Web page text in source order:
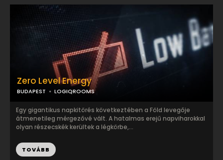
Zero Level Energy
BUDAPEST LOGIQROOMS
Egy gigantikus napkitörés következtében a Föld levegője
átmenetileg mérgezővé vált. A hatalmas erejű napviharokkal
olyan részecskék kerültek a légkörbe,...
TOVÁBB